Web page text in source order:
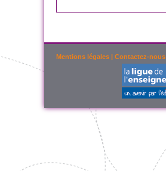
Mentions légales | Contactez-nous